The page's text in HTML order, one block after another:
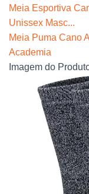
Meia Esportiva
Unissex Masc...
Meia Puma Cano
Academia
Imagem do